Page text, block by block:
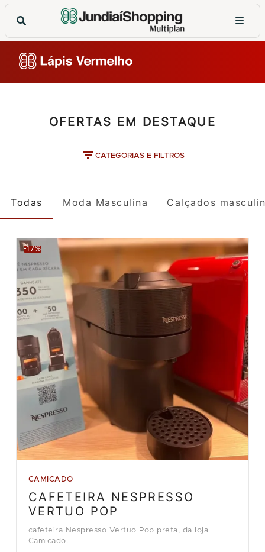
OFERTAS EM DESTAQUE
CATEGORIAS E FILTROS
Todas Moda Masculina Calçados
-17%
CAMICADO
CAFETEIRA NESPRESSO
VERTUO POP
cafeteira Nespresso Vertuo Pop preta, da loja
Camicado.